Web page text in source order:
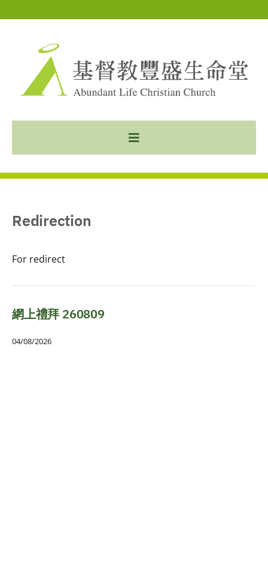
Redirection
For redirect
網上禮拜 260809
04/08/2026